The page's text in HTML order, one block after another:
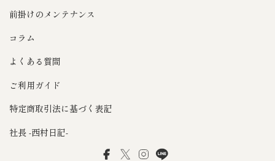
前掛けのメンテナンス
コラム
よくある質問
ご利用ガイド
特定商取引法に基づく表記
社長 -西村日記-
FacebookTwitterInstagram
LINE